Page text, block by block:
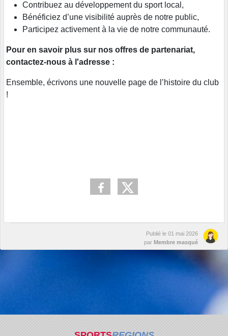
Contribuez au développement du sport local,
Bénéficiez d’une visibilité auprès de notre public,
Participez activement à la vie de notre communauté.
Pour en savoir plus sur nos offres de partenariat,
contactez-nous à l'adresse :
Ensemble, écrivons une nouvelle page de l’histoire du club
!
Publié le 01 mai 2026
par Membre masqué